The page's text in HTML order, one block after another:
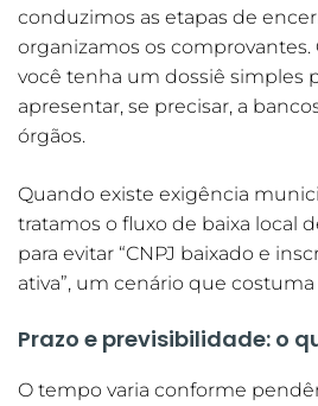
conduzimos as etapas de
organizamos os comprovantes.
você tenha um dossiê simples
apresentar, se precisar, a
órgãos.
Quando existe exigência
tratamos o fluxo de baixa local
para evitar “CNPJ baixado e
ativa”, um cenário que
Prazo e previsibilidade: o
O tempo varia conforme